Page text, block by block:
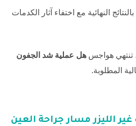
النهائية مع اختفاء آثار الكدمات
تنتهي هواجس هل عملية شد الجفون
المطلوبة.
الليزر مسار جراحة العين